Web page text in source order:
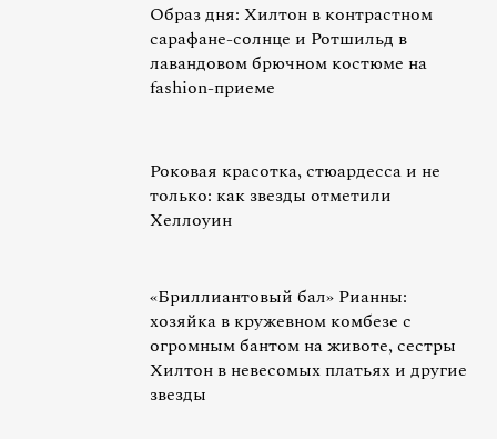
Образ дня: Хилтон в контрастном
сарафане-солнце и Ротшильд в
лавандовом брючном костюме на
fashion-приеме
Роковая красотка, стюардесса и не
только: как звезды отметили
Хеллоуин
«Бриллиантовый бал» Рианны:
хозяйка в кружевном комбезе с
огромным бантом на животе, сестры
Хилтон в невесомых платьях и другие
звезды